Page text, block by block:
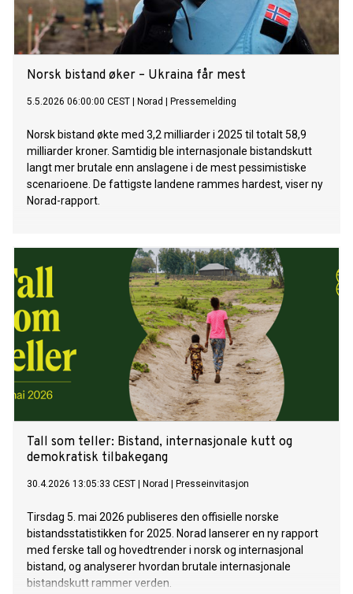
Norsk bistand øker – Ukraina får mest
5.5.2026 06:00:00 CEST Norad Pressemelding
Norsk bistand økte med 3,2 milliarder i 2025 til totalt 58,9
milliarder kroner. Samtidig ble internasjonale bistandskutt
langt mer brutale enn anslagene i de mest pessimistiske
scenarioene. De fattigste landene rammes hardest, viser ny
Norad-rapport.
Tall som teller: Bistand, internasjonale kutt og
demokratisk tilbakegang
30.4.2026 13:05:33 CEST Norad Presseinvitasjon
Tirsdag 5. mai 2026 publiseres den offisielle norske
bistandsstatistikken for 2025. Norad lanserer en ny rapport
med ferske tall og hovedtrender i norsk og internasjonal
bistand, og analyserer hvordan brutale internasjonale
bistandskutt rammer verden.